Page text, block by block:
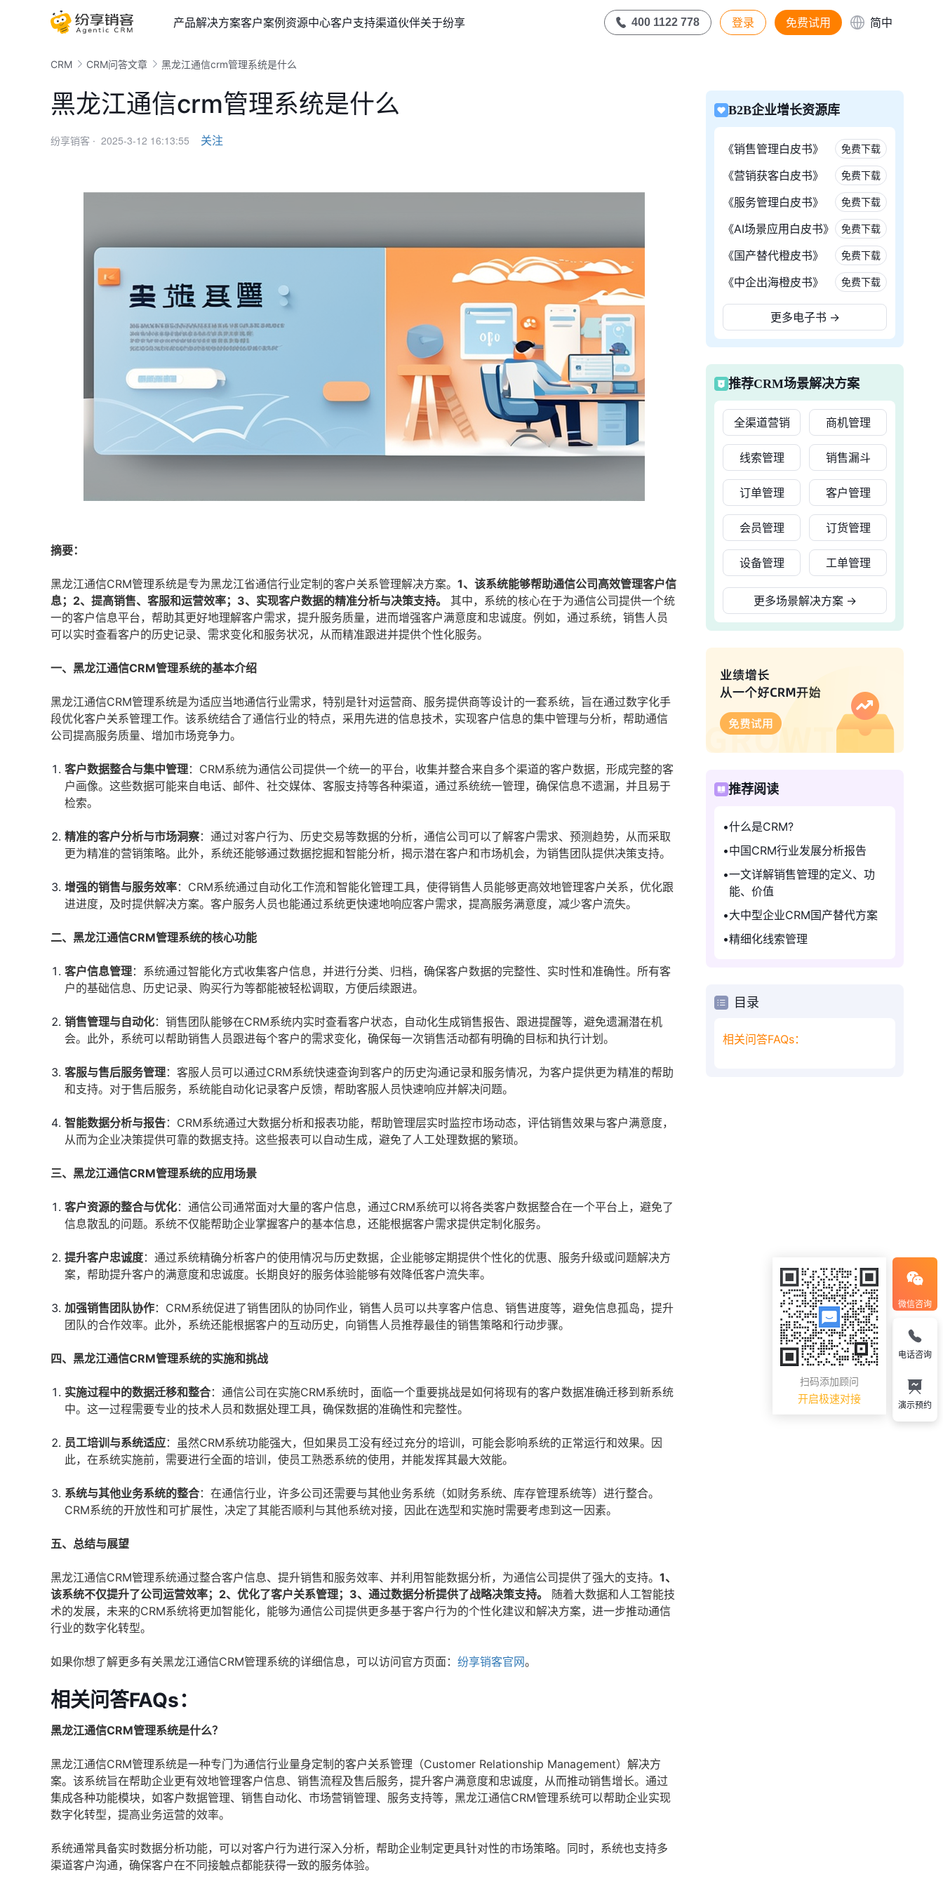
产品解决方案客户案例资源中心客户支持渠道伙伴关于纷享 400 1122 778 登录 免费试用 简中
CRM CRM问答文章 黑龙江通信crm管理系统是什么
黑龙江通信crm管理系统是什么
纷享销客 · 2025-3-12 16:13:55 关注
摘要：
黑龙江通信CRM管理系统是专为黑龙江省通信行业定制的客户关系管理解决方案。 1、该系统能够帮助通信公司高效管理客户信
息；2、提高销售、客服和运营效率；3、实现客户数据的精准分析与决策支持。
其中，系统的核心在于为通信公司提供一个统
一的客户信息平台，帮助其更好地理解客户需求，提升服务质量，进而增强客户满意度和忠诚度。例如，通过系统，销售人员
可以实时查看客户的历史记录、需求变化和服务状况，从而精准跟进并提供个性化服务。
一、黑龙江通信CRM管理系统的基本介绍
黑龙江通信CRM管理系统是为适应当地通信行业需求，特别是针对运营商、服务提供商等设计的一套系统，旨在通过数字化手
段优化客户关系管理工作。该系统结合了通信行业的特点，采用先进的信息技术，实现客户信息的集中管理与分析，帮助通信
公司提高服务质量、增加市场竞争力。
客户数据整合与集中管理：CRM系统为通信公司提供一个统一的平台，收集并整合来自多个渠道的客户数据，形成完整的客
户画像。这些数据可能来自电话、邮件、社交媒体、客服支持等各种渠道，通过系统统一管理，确保信息不遗漏，并且易于
检索。
精准的客户分析与市场洞察：通过对客户行为、历史交易等数据的分析，通信公司可以了解客户需求、预测趋势，从而采取
更为精准的营销策略。此外，系统还能够通过数据挖掘和智能分析，揭示潜在客户和市场机会，为销售团队提供决策支持。
增强的销售与服务效率：CRM系统通过自动化工作流和智能化管理工具，使得销售人员能够更高效地管理客户关系，优化跟
进进度，及时提供解决方案。客户服务人员也能通过系统更快速地响应客户需求，提高服务满意度，减少客户流失。
二、黑龙江通信CRM管理系统的核心功能
客户信息管理：系统通过智能化方式收集客户信息，并进行分类、归档，确保客户数据的完整性、实时性和准确性。所有客
户的基础信息、历史记录、购买行为等都能被轻松调取，方便后续跟进。
销售管理与自动化：销售团队能够在CRM系统内实时查看客户状态，自动化生成销售报告、跟进提醒等，避免遗漏潜在机
会。此外，系统可以帮助销售人员跟进每个客户的需求变化，确保每一次销售活动都有明确的目标和执行计划。
客服与售后服务管理：客服人员可以通过CRM系统快速查询到客户的历史沟通记录和服务情况，为客户提供更为精准的帮助
和支持。对于售后服务，系统能自动化记录客户反馈，帮助客服人员快速响应并解决问题。
智能数据分析与报告：CRM系统通过大数据分析和报表功能，帮助管理层实时监控市场动态，评估销售效果与客户满意度，
从而为企业决策提供可靠的数据支持。这些报表可以自动生成，避免了人工处理数据的繁琐。
三、黑龙江通信CRM管理系统的应用场景
客户资源的整合与优化：通信公司通常面对大量的客户信息，通过CRM系统可以将各类客户数据整合在一个平台上，避免了
信息散乱的问题。系统不仅能帮助企业掌握客户的基本信息，还能根据客户需求提供定制化服务。
提升客户忠诚度：通过系统精确分析客户的使用情况与历史数据，企业能够定期提供个性化的优惠、服务升级或问题解决方
案，帮助提升客户的满意度和忠诚度。长期良好的服务体验能够有效降低客户流失率。
加强销售团队协作：CRM系统促进了销售团队的协同作业，销售人员可以共享客户信息、销售进度等，避免信息孤岛，提升
团队的合作效率。此外，系统还能根据客户的互动历史，向销售人员推荐最佳的销售策略和行动步骤。
四、黑龙江通信CRM管理系统的实施和挑战
实施过程中的数据迁移和整合：通信公司在实施CRM系统时，面临一个重要挑战是如何将现有的客户数据准确迁移到新系统
中。这一过程需要专业的技术人员和数据处理工具，确保数据的准确性和完整性。
员工培训与系统适应：虽然CRM系统功能强大，但如果员工没有经过充分的培训，可能会影响系统的正常运行和效果。因
此，在系统实施前，需要进行全面的培训，使员工熟悉系统的使用，并能发挥其最大效能。
系统与其他业务系统的整合：在通信行业，许多公司还需要与其他业务系统（如财务系统、库存管理系统等）进行整合。
CRM系统的开放性和可扩展性，决定了其能否顺利与其他系统对接，因此在选型和实施时需要考虑到这一因素。
五、总结与展望
黑龙江通信CRM管理系统通过整合客户信息、提升销售和服务效率、并利用智能数据分析，为通信公司提供了强大的支持。 1、
该系统不仅提升了公司运营效率；2、优化了客户关系管理；3、通过数据分析提供了战略决策支持。
随着大数据和人工智能技
术的发展，未来的CRM系统将更加智能化，能够为通信公司提供更多基于客户行为的个性化建议和解决方案，进一步推动通信
行业的数字化转型。
如果你想了解更多有关黑龙江通信CRM管理系统的详细信息，可以访问官方页面： 纷享销客官网。
相关问答FAQs：
黑龙江通信CRM管理系统是什么？
黑龙江通信CRM管理系统是一种专门为通信行业量身定制的客户关系管理（Customer Relationship Management）解决方
案。该系统旨在帮助企业更有效地管理客户信息、销售流程及售后服务，提升客户满意度和忠诚度，从而推动销售增长。通过
集成各种功能模块，如客户数据管理、销售自动化、市场营销管理、服务支持等，黑龙江通信CRM管理系统可以帮助企业实现
数字化转型，提高业务运营的效率。
系统通常具备实时数据分析功能，可以对客户行为进行深入分析，帮助企业制定更具针对性的市场策略。同时，系统也支持多
渠道客户沟通，确保客户在不同接触点都能获得一致的服务体验。
B2B企业增长资源库
《销售管理白皮书》 免费下载
《营销获客白皮书》 免费下载
《服务管理白皮书》 免费下载
《AI场景应用白皮书》 免费下载
《国产替代橙皮书》 免费下载
《中企出海橙皮书》 免费下载
更多电子书 →
推荐CRM场景解决方案
全渠道营销 商机管理
线索管理 销售漏斗
订单管理 客户管理
会员管理 订货管理
设备管理 工单管理
更多场景解决方案 →
推荐阅读
什么是CRM?
中国CRM行业发展分析报告
一文详解销售管理的定义、功
能、价值
大中型企业CRM国产替代方案
精细化线索管理
目录
相关问答FAQs：
微信咨询
扫码添加顾问
开启极速对接
电话咨询
演示预约